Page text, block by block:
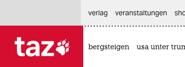
verlag
veranstaltungen
bergsteigen usa unter